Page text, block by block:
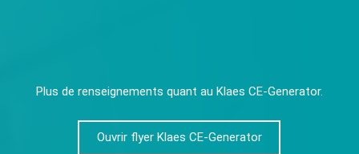
Plus de renseignements quant au Klaes CE-Generator.
Ouvrir flyer Klaes CE-Generator